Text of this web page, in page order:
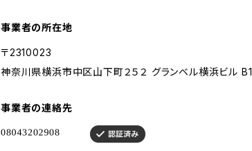
事業者の所在地
〒2310023
神奈川県横浜市中区山下町２５２ グランベル横浜ビル B1
事業者の連絡先